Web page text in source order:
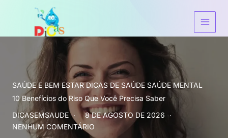
conteúdo
SAÚDE E BEM ESTAR DICAS DE SAÚDE SAÚDE MENTAL
10 Benefícios do Riso Que Você Precisa Saber
DICASEMSAUDE
8 DE AGOSTO DE 2026
NENHUM COMENTÁRIO